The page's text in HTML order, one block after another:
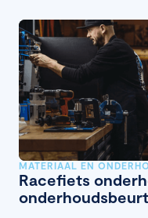
MATERIAAL EN
Racefiets
onderhoudsbeurt